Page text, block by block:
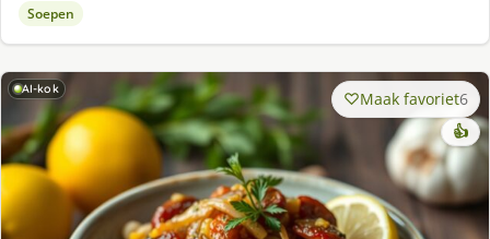
Soepen
AI-kok Maak favoriet6
👍